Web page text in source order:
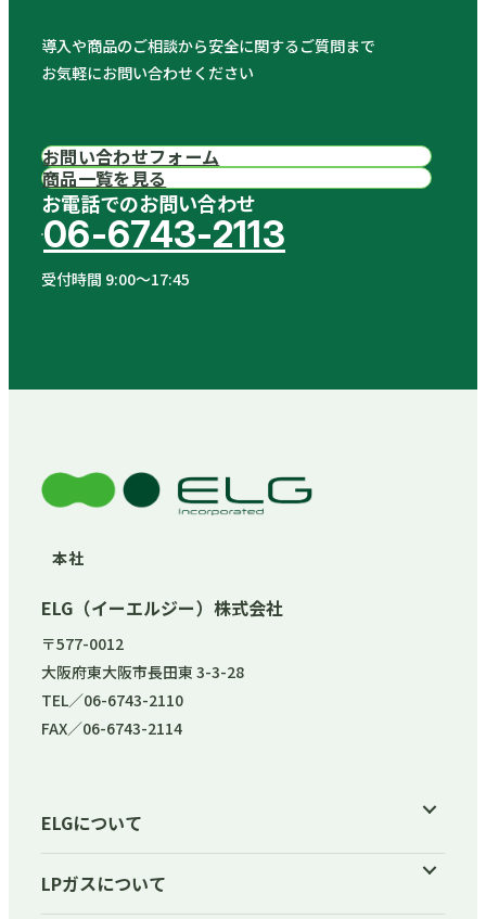
導入や商品のご相談から安全に関するご質問まで
お気軽にお問い合わせください
お電話でのお問い合わせ
06-6743-2113
受付時間 9:00〜17:45
お問い合わせフォーム
商品一覧を見る
本社
ELG（イーエルジー）株式会社
〒577-0012
大阪府東大阪市長田東 3-3-28
TEL／06-6743-2110
FAX／06-6743-2114
ELGについて
LPガスについて